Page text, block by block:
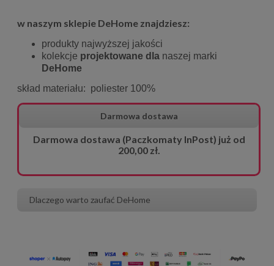
w naszym sklepie DeHome znajdziesz:
produkty najwyższej jakości
kolekcje projektowane dla naszej marki
DeHome
skład materiału: poliester 100%
Darmowa dostawa
Darmowa dostawa (Paczkomaty InPost) już od
200,00 zł.
Dlaczego warto zaufać DeHome